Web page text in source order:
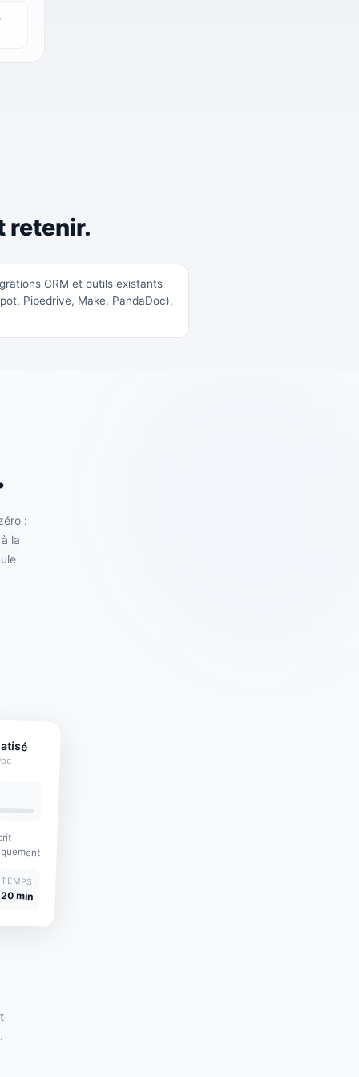
retenir.
CRM et outils existants
Pipedrive, Make, PandaDoc).
:
la
TEMPS
20 min